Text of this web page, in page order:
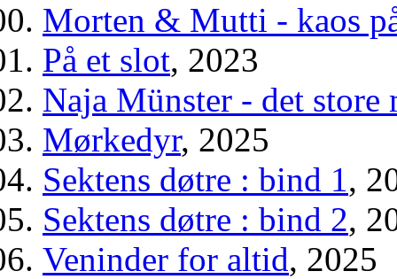
Morten & Mutti - kaos
På et slot, 2023
Naja Münster - det store
Mørkedyr, 2025
Sektens døtre : bind 1,
Sektens døtre : bind 2,
Veninder for altid, 2025